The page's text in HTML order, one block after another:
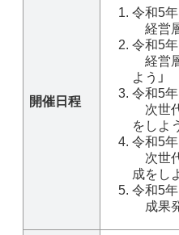
詳
開催日程
令和5
経営
令和5
経営
よう」
令和5
次世
をしよ
令和5
次世
成をし
令和5
成果